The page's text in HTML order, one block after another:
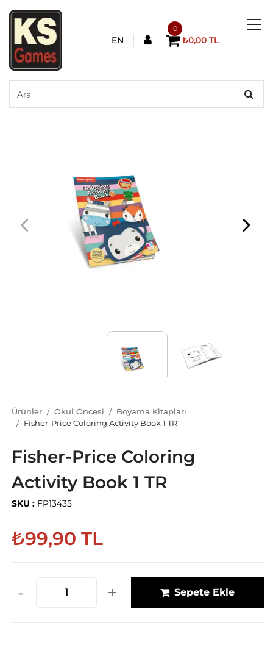
EN
0
₺0,00 TL
Ürünler Okul Öncesi
Boyama Kitapları
Fisher-Price Coloring Activity Book 1 TR
Fisher-Price Coloring
Activity Book 1 TR
SKU : FP13435
₺99,90 TL
- + Sepete Ekle